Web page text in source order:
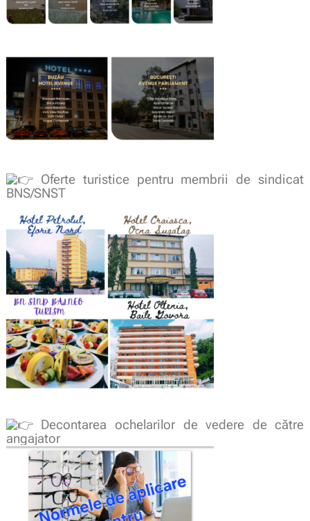
Oferte turistice pentru membrii de sindicat
BNS/SNST
Decontarea ochelarilor de vedere de către
angajator